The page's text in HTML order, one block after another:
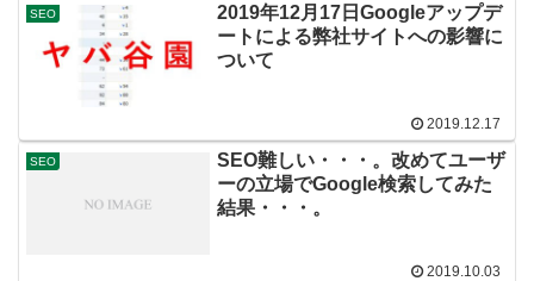
SEO
2019年12月17日Googleアップデ
ートによる弊社サイトへの影響に
ついて
2019.12.17
SEO
SEO難しい・・・。改めてユーザ
ーの立場でGoogle検索してみた
結果・・・。
2019.10.03